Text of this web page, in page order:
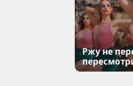
Ржу не